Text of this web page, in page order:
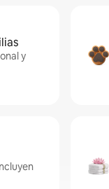
y